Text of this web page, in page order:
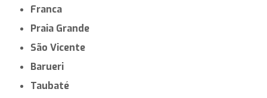
Franca
Praia Grande
São Vicente
Barueri
Taubaté